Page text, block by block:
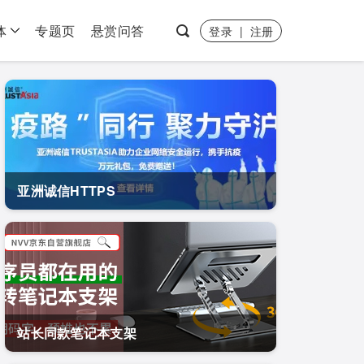
专题页 悬赏问答 登录 | 注册
亚洲诚信HTTPS
站长同款笔记本支架